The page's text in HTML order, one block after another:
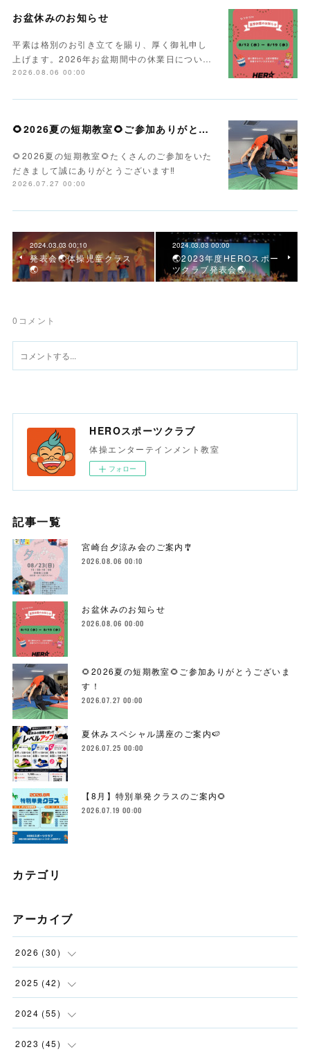
お盆休みのお知らせ
平素は格別のお引き立てを賜り、厚く御礼申し
上げます。2026年お盆期間中の休業日につい…
2026.08.06 00:00
🌻2026夏の短期教室🌻ご参加ありがとうございます！
🌻2026夏の短期教室🌻たくさんのご参加をいた
だきまして誠にありがとうございます‼️
2026.07.27 00:00
2024.03.03 00:10
発表会🌏体操児童クラス
🌏
2024.03.03 00:00
🌏2023年度HEROスポー
ツクラブ発表会🌏
0 コメント
HEROスポーツクラブ
体操エンターテインメント教室
フォロー
記事一覧
宮崎台夕涼み会のご案内🎐
2026.08.06 00:10
お盆休みのお知らせ
2026.08.06 00:00
🌻2026夏の短期教室🌻ご参加ありがとうございま
す！
2026.07.27 00:00
夏休みスペシャル講座のご案内🍉
2026.07.25 00:00
【8月】特別単発クラスのご案内🌻
2026.07.19 00:00
カテゴリ
アーカイブ
2026 (30)
(2)
(4)
( 4)
2025 (42)
(5)
(3)
2024 (55)
(5)
2023 (45)